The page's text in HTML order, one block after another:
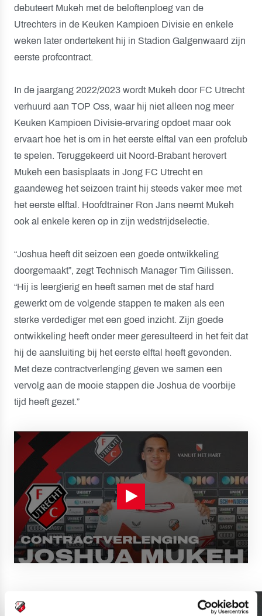
debuteert Mukeh met de beloftenploeg van de
Utrechters in de Keuken Kampioen Divisie en enkele
weken later ondertekent hij in Stadion Galgenwaard zijn
eerste profcontract.
In de jaargang 2022/2023 wordt Mukeh door FC Utrecht
verhuurd aan TOP Oss, waar hij niet alleen nog meer
Keuken Kampioen Divisie-ervaring opdoet maar ook
ervaart hoe het is om in het eerste elftal van een profclub
te spelen. Teruggekeerd uit Noord-Brabant herovert
Mukeh een basisplaats in Jong FC Utrecht en
gaandeweg het seizoen traint hij steeds vaker mee met
het eerste elftal. Hoofdtrainer Ron Jans neemt Mukeh
ook al enkele keren op in zijn wedstrijdselectie.
“Joshua heeft dit seizoen een goede ontwikkeling
doorgemaakt”, zegt Technisch Manager Tim Gilissen.
“Hij is leergierig en heeft samen met de staf hard
gewerkt om de volgende stappen te maken als een
sterke verdediger met een goed inzicht. Zijn goede
ontwikkeling heeft onder meer geresulteerd in het feit dat
hij de aansluiting bij het eerste elftal heeft gevonden.
Met deze contractverlenging geven we samen een
vervolg aan de mooie stappen die Joshua de voorbije
tijd heeft gezet.”